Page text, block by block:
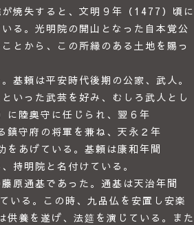
焼失すると、文明９年（1477）頃に
る。光明院の開山となった自本覚公
とから、この所縁のある土地を賜っ
基頼は平安時代後期の公家、武人。
いった武芸を好み、むしろ武人とし
に陸奥守に任じられ、翌６年
鎮守府の将軍を兼ね、天永２年
をあげている。基頼は康和年間
持明院と名付けている。
原通基であった。通基は天治年間
いる。この時、九品仏を安置し安楽
養を遂げ、法筵を演じている。また